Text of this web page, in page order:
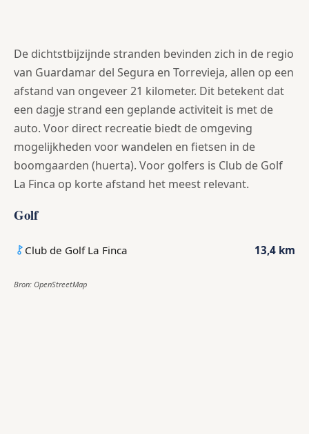
De dichtstbijzijnde stranden bevinden zich in de regio
van Guardamar del Segura en Torrevieja, allen op een
afstand van ongeveer 21 kilometer. Dit betekent dat
een dagje strand een geplande activiteit is met de
auto. Voor direct recreatie biedt de omgeving
mogelijkheden voor wandelen en fietsen in de
boomgaarden (huerta). Voor golfers is Club de Golf
La Finca op korte afstand het meest relevant.
Golf
Club de Golf La Finca 13,4 km
Bron: OpenStreetMap